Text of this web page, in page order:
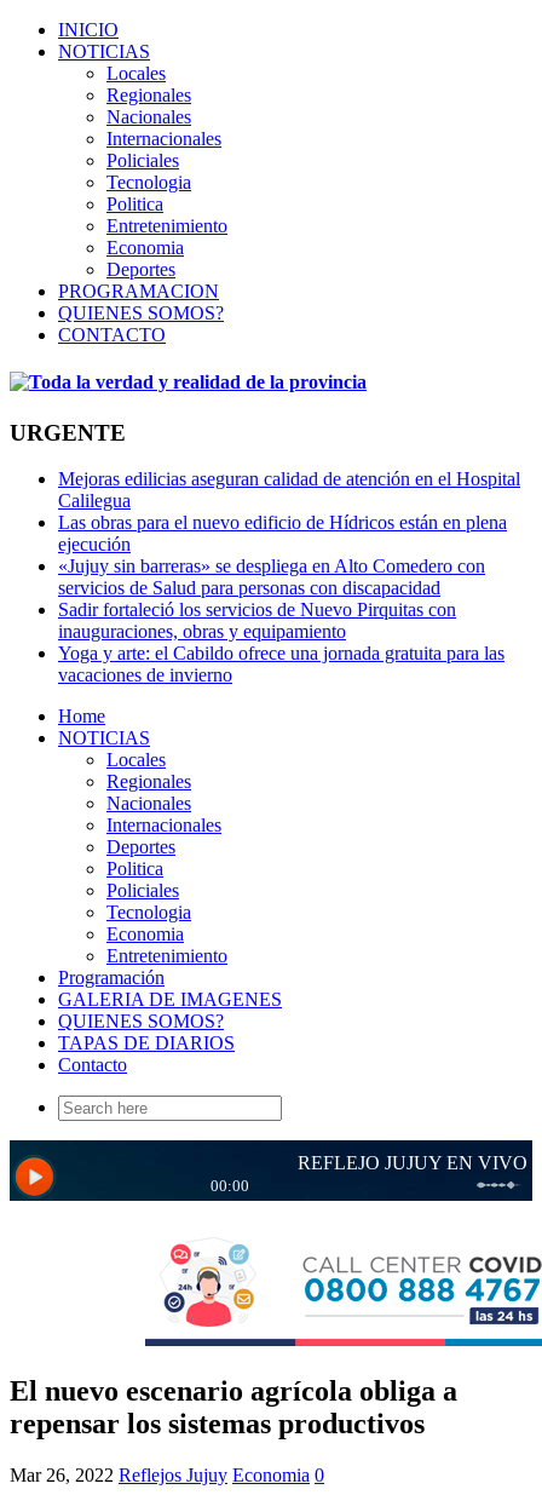
INICIO
NOTICIAS
Locales
Regionales
Nacionales
Internacionales
Policiales
Tecnologia
Politica
Entretenimiento
Economia
Deportes
PROGRAMACION
QUIENES SOMOS?
CONTACTO
URGENTE
Mejoras edilicias aseguran calidad de atención en el Hospital
Calilegua
Las obras para el nuevo edificio de Hídricos están en plena
ejecución
«Jujuy sin barreras» se despliega en Alto Comedero con
servicios de Salud para personas con discapacidad
Sadir fortaleció los servicios de Nuevo Pirquitas con
inauguraciones, obras y equipamiento
Yoga y arte: el Cabildo ofrece una jornada gratuita para las
vacaciones de invierno
Home
NOTICIAS
Locales
Regionales
Nacionales
Internacionales
Deportes
Politica
Policiales
Tecnologia
Economia
Entretenimiento
Programación
GALERIA DE IMAGENES
QUIENES SOMOS?
TAPAS DE DIARIOS
Contacto
Search
for:
El nuevo escenario agrícola obliga a
repensar los sistemas productivos
Mar 26, 2022 Reflejos Jujuy Economia 0